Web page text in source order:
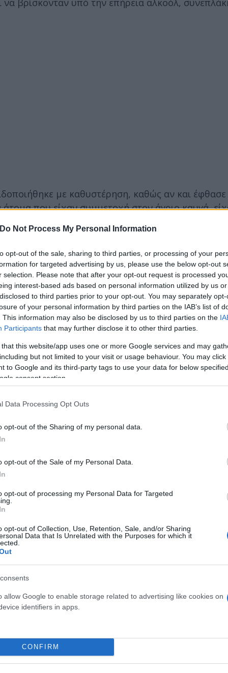
Do Not Process My Personal Information
opt-out of the sale, sharing to third parties, or processing of your
for targeted advertising by us, please use the below opt-out
selection. Please note that after your opt-out request is processed
interest-based ads based on personal information utilized by us
to third parties prior to your opt-out. You may separately
of your personal information by third parties on the IAB’s list of
This information may also be disclosed by us to third parties on the
Participants that may further disclose it to other third parties.
that this website/app uses one or more Google services and may
but not limited to your visit or usage behaviour. You may
to Google and its third-party tags to use your data for below
consent section.
Data Processing Opt Outs
opt-out of the Sharing of my personal data.
opt-out of the Sale of my Personal Data.
opt-out of processing my Personal Data for Targeted
opt-out of Collection, Use, Retention, Sale, and/or Sharing
Data that Is Unrelated with the Purposes for which it
allow Google to enable storage related to advertising like cookies on
identifiers in apps.
CONFIRM
βρίσκονταν υπό την επήρεια αλκοόλ,
με καθυστέρηση, καθώς αν και
που είχαν συμμετοχή στον άγριο καυγά,
μετέβη με ίδια μέσα στα Επείγοντα του
ένας ακόμη 27χρονος παρελήφθη από
δε χρειάστηκε κάτι περισσότερο.
30 ετών, έφτασαν από διάφορα μέρη στην
μέχρι την Κολοκοτρώνη. Σε κάποια φάση
τρεις άλλοι και το χτυπούσαν με μανία.
εξαιτίας της μέθης ορισμένων εξ αυτών